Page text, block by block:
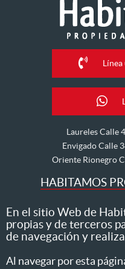
Laureles Calle
Envigado Calle
Oriente Rionegro
HABITAMOS
Nos dedicamos al
En el sitio Web de
propias y de terceros
de navegación y
Al navegar por esta